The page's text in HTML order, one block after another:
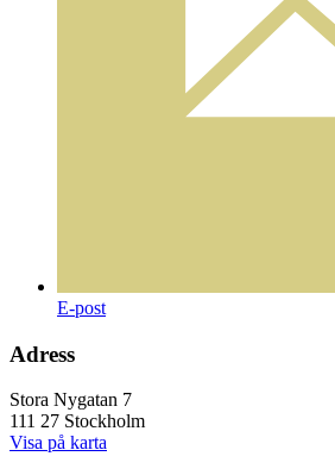
E-post
Adress
Stora Nygatan 7
111 27 Stockholm
Visa på karta